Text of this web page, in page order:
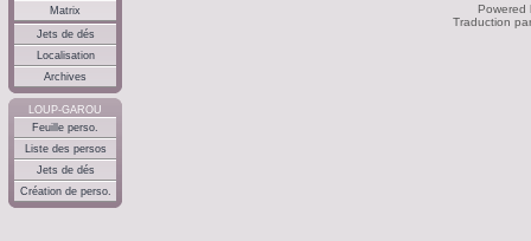
Matrix
Jets de dés
Localisation
Archives
LOUP-GAROU
Feuille perso.
Liste des persos
Jets de dés
Création de perso.
Powered
Traduction